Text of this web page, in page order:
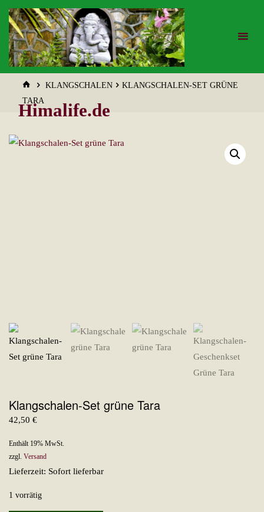
Zum
Inhalt
springen
Himalife.de
START
KLANGSCHALEN
KLANGSCHALEN-SET GRÜNE
TARA
Klangschalen-Set grüne Tara
42,50€
Enthält 19% MwSt.
zzgl.Versand
Lieferzeit: Sofort lieferbar
1 vorrätig